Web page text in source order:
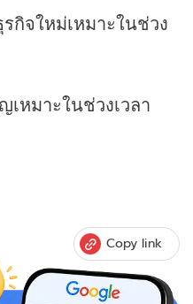
กิจใหม่เหมาะในช่วง
เหมาะในช่วงเวลา
Copy link